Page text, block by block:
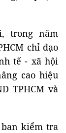
trong năm
chỉ đạo
tế - xã hội
cao hiệu
TPHCM và
kiểm tra